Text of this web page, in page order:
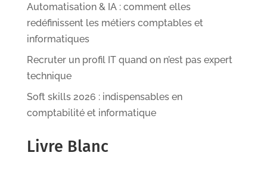
Automatisation & IA : comment elles
redéfinissent les métiers comptables et
informatiques
Recruter un profil IT quand on n’est pas expert
technique
Soft skills 2026 : indispensables en
comptabilité et informatique
Livre Blanc